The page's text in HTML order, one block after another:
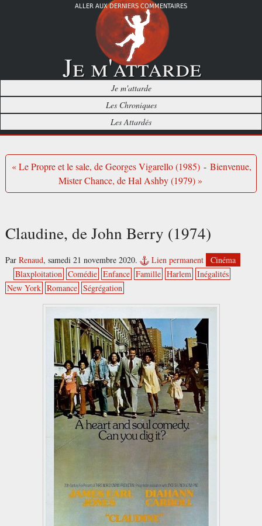
ALLER AUX DERNIERS COMMENTAIRES
Je m'attarde
Je m'attarde
Les Chroniques
Les Attardés
« Le Propre et le sale, de Georges Vigarello (1985) - Bienvenue,
Mister Chance, de Hal Ashby (1979) »
Claudine, de John Berry (1974)
Par Renaud, samedi 21 novembre 2020. Lien permanent
Cinéma
Blaxploitation Comédie Enfance Famille Harlem Inégalités
New York Romance Ségrégation